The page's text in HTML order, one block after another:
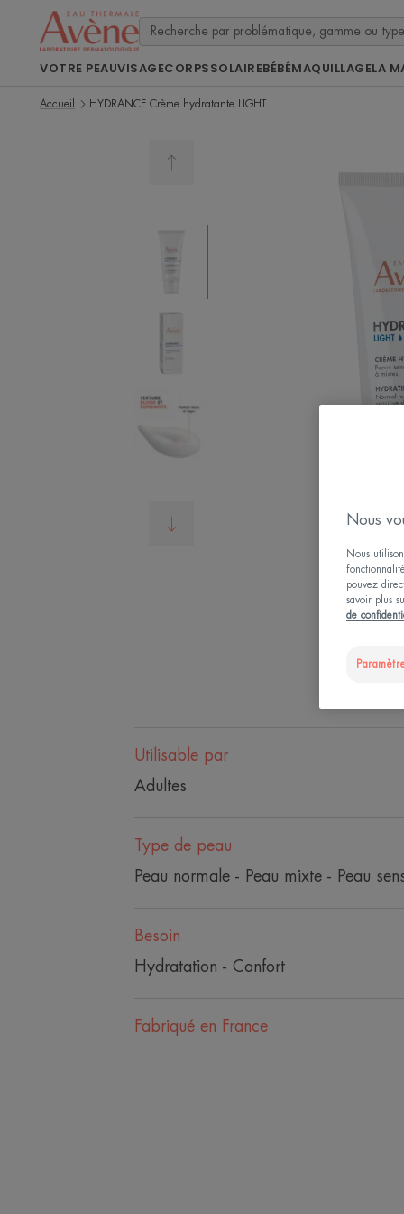
VOTRE PEAUVISAGECORPSSOLAIREBÉBÉMAQUILLAGELA
Accueil HYDRANCE Crème hydratante LIGHT
Utilisable par
Adultes
Type de peau
Peau normale - Peau mixte - Peau
Besoin
Hydratation - Confort
Fabriqué en France
Nous
Nous
pouvez
savoir plus
de